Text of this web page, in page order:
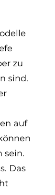
zu
sind.
auf
sein.
Das